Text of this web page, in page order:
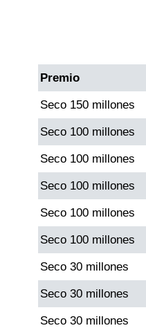
Caribeña
Chontico
Chontico
Culona día
Culona
Dorado
Premio
Seco 150 millones
Seco 100 millones
Seco 100 millones
Seco 100 millones
Seco 100 millones
Seco 100 millones
Seco 30 millones
Seco 30 millones
Seco 30 millones